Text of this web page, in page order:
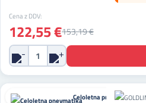
Cena z DDV:
122,55 €153,19 €
Celoletna pnevmatika